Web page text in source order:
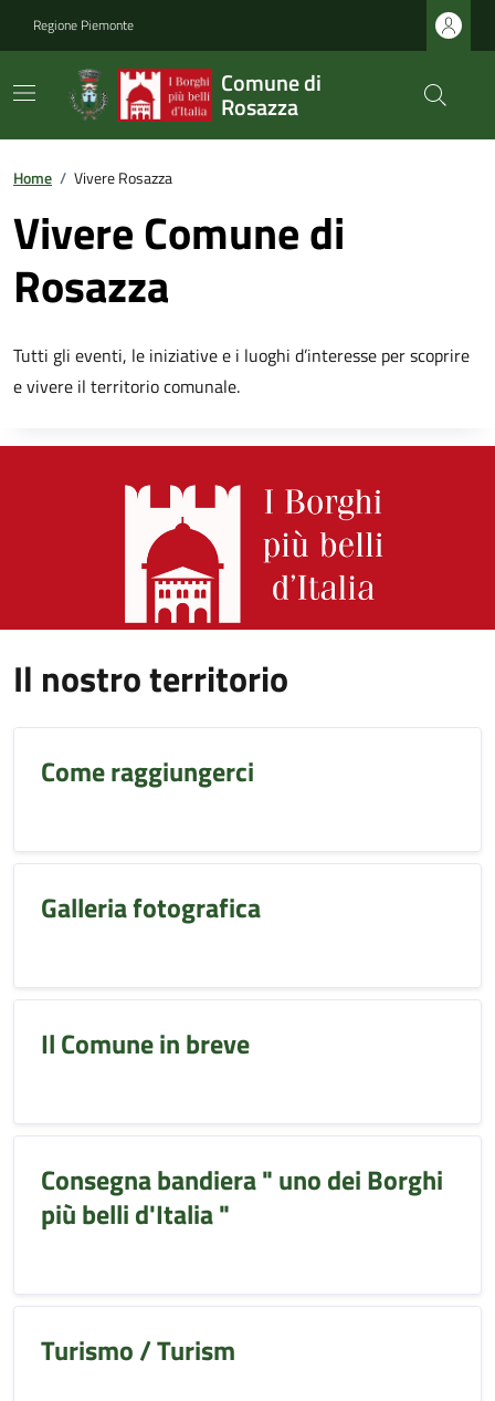
Regione Piemonte
Comune di
Rosazza
Home / Vivere Rosazza
Vivere Comune di
Rosazza
Tutti gli eventi, le iniziative e i luoghi d’interesse per scoprire
e vivere il territorio comunale.
Il nostro territorio
Come raggiungerci
Galleria fotografica
Il Comune in breve
Consegna bandiera " uno dei Borghi
più belli d'Italia "
Turismo / Turism